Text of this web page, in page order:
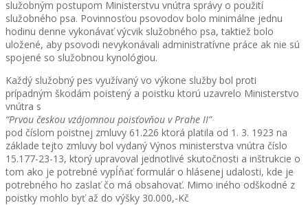
služobným postupom Ministerstvu vnútra správy o použití
služobného psa. Povinnosťou psovodov bolo minimálne jednu
hodinu denne vykonávať výcvik služobného psa, taktiež bolo
uložené, aby psovodi nevykonávali administratívne práce ak nie sú
spojené so služobnou kynológiou.
Každý služobný pes využívaný vo výkone služby bol proti
prípadným škodám poistený a poistku ktorú uzavrelo Ministerstvo
vnútra s
“Prvou českou vzájomnou poisťovňou v Prahe II”
pod číslom poistnej zmluvy 61.226 ktorá platila od 1. 3. 1923 na
základe tejto zmluvy bol vydaný Výnos ministerstva vnútra číslo
15.177-23-13, ktorý upravoval jednotlivé skutočnosti a inštrukcie o
tom ako je potrebné vypĺňať formulár o hlásenej udalosti, kde je
potrebného ho zaslať čo má obsahovať. Mimo iného odškodné z
poistky mohlo byť až do výšky 30.000,-Kč